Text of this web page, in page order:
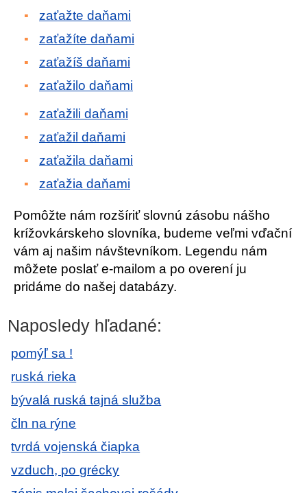
zaťažte daňami
zaťažíte daňami
zaťažíš daňami
zaťažilo daňami
zaťažili daňami
zaťažil daňami
zaťažila daňami
zaťažia daňami
Pomôžte nám rozšíriť slovnú zásobu nášho
krížovkárskeho slovníka, budeme veľmi vďační
vám aj našim návštevníkom. Legendu nám
môžete poslať e-mailom a po overení ju
pridáme do našej databázy.
Naposledy hľadané:
pomýľ sa !
ruská rieka
bývalá ruská tajná služba
čln na rýne
tvrdá vojenská čiapka
vzduch, po grécky